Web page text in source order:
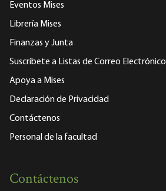
Eventos Mises
Librería Mises
Finanzas y Junta
Suscríbete a Listas de Correo Electrónico
Apoya a Mises
Declaración de Privacidad
Contáctenos
Personal de la facultad
Contáctenos